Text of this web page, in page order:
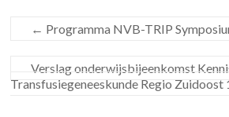
← Programma NVB-TRIP
Verslag onderwijsbijeenkomst
Transfusiegeneeskunde Regio Zuidoost